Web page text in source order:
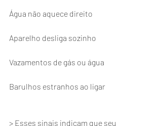
Água não aquece direito
Aparelho desliga sozinho
Vazamentos de gás ou água
Barulhos estranhos ao ligar
> Esses sinais indicam que seu